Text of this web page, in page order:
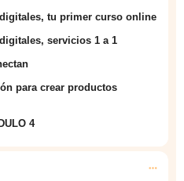
tu primer curso online
servicios 1 a 1
para crear productos
4